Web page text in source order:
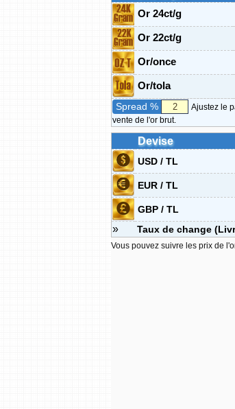
Or 24ct/g
Or 22ct/g
Or/once
Or/tola
Spread %
Ajustez le
vente de l'or brut.
Devise
USD / TL
EUR / TL
GBP / TL
»
Taux de change
Vous pouvez suivre les prix de